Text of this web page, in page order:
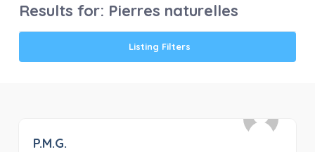
Results for: Pierres naturelles
Listing Filters
P.M.G.